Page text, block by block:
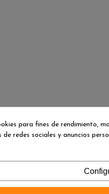
para fines de rendimiento,
redes sociales y anuncios